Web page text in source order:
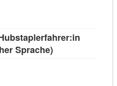
Sprache)